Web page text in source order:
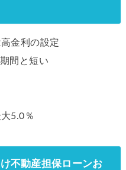
金利の設定
間と短い
5.0％
不動産担保ローンお